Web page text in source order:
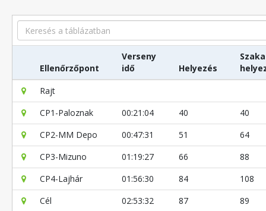
Search
Ellenőrzőpont
Verseny
idő
Helyezés
Rajt
CP1-Paloznak
00:21:04 40
40
CP2-MM Depo
00:47:31 51
64
CP3-Mizuno
01:19:27 66
88
CP4-Lajhár
01:56:30 84
108
Cél
02:53:32 87 89